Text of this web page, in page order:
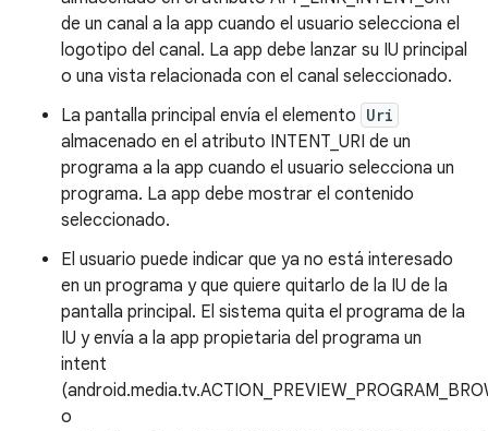
de un canal a la app cuando el usuario selecciona el
logotipo del canal. La app debe lanzar su IU principal
o una vista relacionada con el canal seleccionado.
La pantalla principal envía el elemento Uri
almacenado en el atributo INTENT_URI de un
programa a la app cuando el usuario selecciona un
programa. La app debe mostrar el contenido
seleccionado.
El usuario puede indicar que ya no está interesado
en un programa y que quiere quitarlo de la IU de la
pantalla principal. El sistema quita el programa de la
IU y envía a la app propietaria del programa un
intent
o